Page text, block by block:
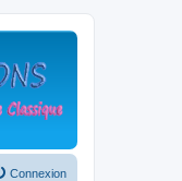
Connexion